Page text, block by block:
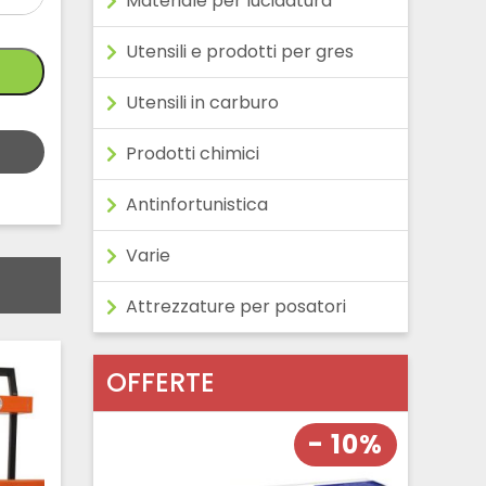
Utensili e prodotti per gres
Utensili in carburo
Prodotti chimici
Antinfortunistica
Varie
Attrezzature per posatori
OFFERTE
- 10%